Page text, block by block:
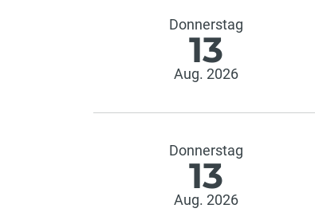
Donnerstag
13
Aug. 2026
Donnerstag
13
Aug. 2026